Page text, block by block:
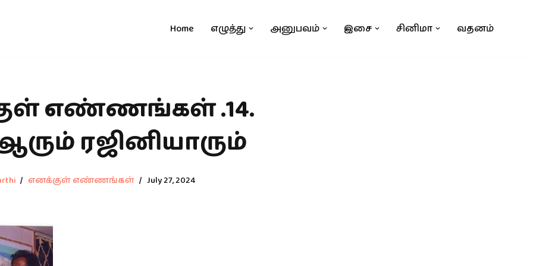
Home எழுத்து அனுபவம் இசை சினிமா வதனம்
எண்ணங்கள் .14.
ரஜினியாரும்
எனக்குள் எண்ணங்கள் July 27, 2024